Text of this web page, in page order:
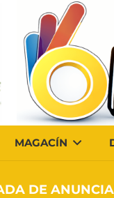
MAGACÍN
DE